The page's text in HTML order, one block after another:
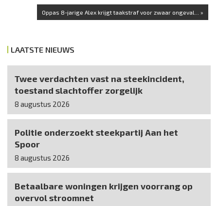
Oppas 8-jarige Alex krijgt taakstraf voor zwaar ongeval... »
LAATSTE NIEUWS
Twee verdachten vast na steekincident,
toestand slachtoffer zorgelijk
8 augustus 2026
Politie onderzoekt steekpartij Aan het
Spoor
8 augustus 2026
Betaalbare woningen krijgen voorrang op
overvol stroomnet